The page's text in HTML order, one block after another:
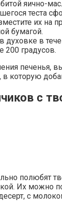
яично-
теста
их на
бумагой.
духовке в
200 градусов.
печенья,
в которую
с
полюбят
Их можно
с